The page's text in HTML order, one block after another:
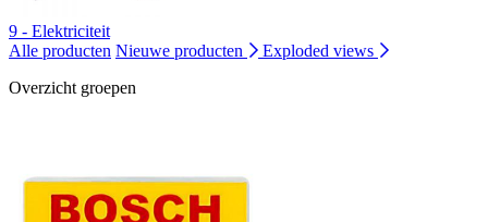
9 - Elektriciteit
Alle producten Nieuwe producten
Exploded views
Overzicht groepen